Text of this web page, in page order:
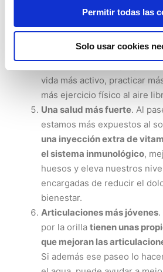
Permitir todas las
Solo usar cookies
que el cerebro conecte
aporte calma interior.
Una vida más saludable.
vida más activo, practicar
más ejercicio físico al aire
Una salud más fuerte. Al
estamos más expuestos al
una inyección extra de
el sistema inmunológico,
huesos y eleva nuestros
encargadas de reducir el
bienestar.
Articulaciones más jóvenes
por la orilla tienen unas
que mejoran las
Si además ese paseo lo